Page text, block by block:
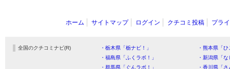
ホーム サイトマップ ログイン クチコミ投稿 プラ
全国のクチコミナビ(R) ・栃木県「栃ナビ！」
・熊本県「
・福島県「ふくラボ！」
・新潟県「
・群馬県「ぐんラボ！」
・香川県「